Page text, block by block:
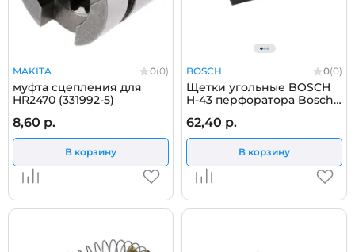
MAKITA 0(0)
муфта сцепления для
HR2470 (331992-5)
8,60 р.
В корзину
BOSCH 0(0)
Щетки угольные BOSCH
H-43 перфоратора Bosch
1617014122
62,40 р.
В корзину